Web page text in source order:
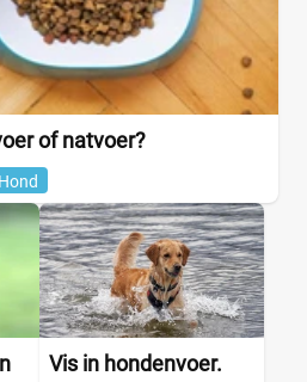
of natvoer?
Hond
Vis in hondenvoer.